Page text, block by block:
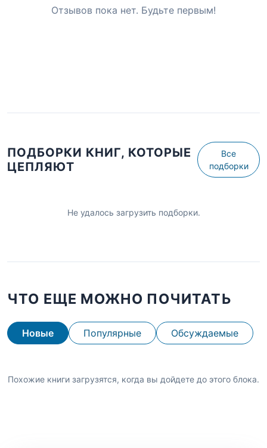
Отзывов пока нет. Будьте первым!
ПОДБОРКИ КНИГ, КОТОРЫЕ
ЦЕПЛЯЮТ
Все
подборки
Не удалось загрузить подборки.
ЧТО ЕЩЕ МОЖНО ПОЧИТАТЬ
Новые Популярные Обсуждаемые
Похожие книги загрузятся, когда вы дойдете до этого блока.